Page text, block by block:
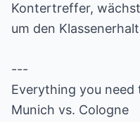
Kontertreffer,
um den
---
Everything you
Munich vs. Cologne